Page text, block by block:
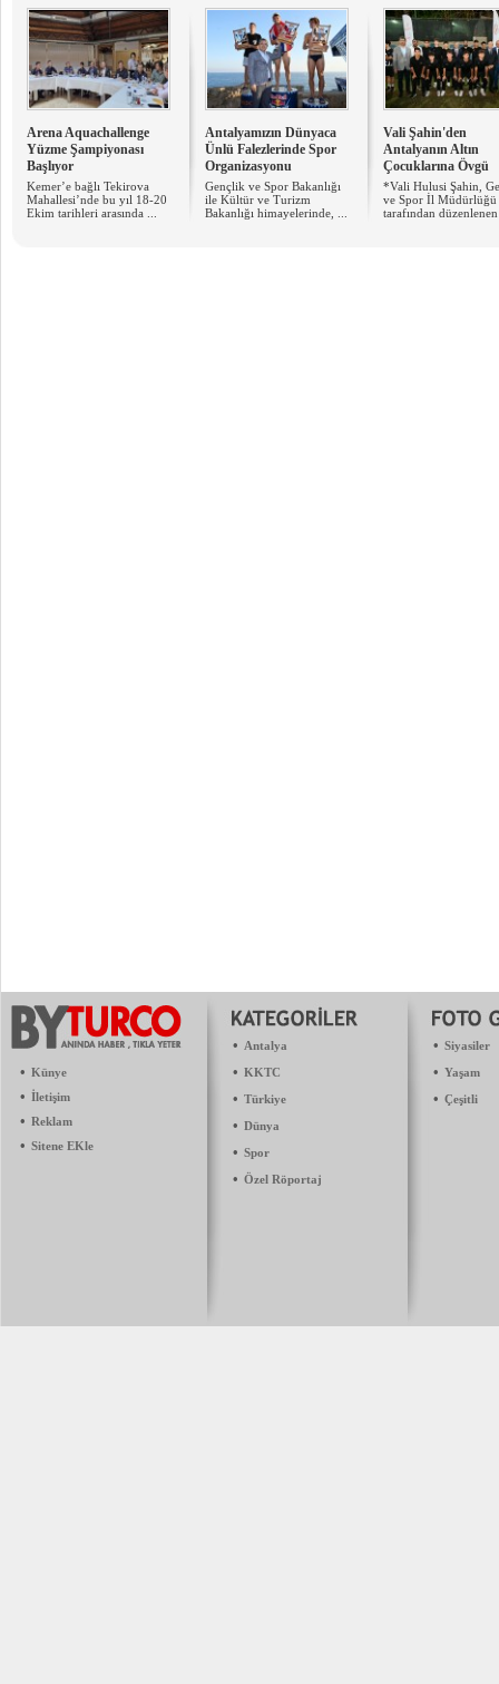
Arena Aquachallenge
Yüzme Şampiyonası
Başlıyor
Kemer’e bağlı Tekirova
Mahallesi’nde bu yıl 18-20
Ekim tarihleri arasında ...
Antalyamızın Dünyaca
Ünlü Falezlerinde Spor
Organizasyonu
Gençlik ve Spor Bakanlığı
ile Kültür ve Turizm
Bakanlığı himayelerinde, ...
Vali Şahin'den
Antalyanın Altın
Çocuklarına Övgü
*Vali Hulusi Şahin,
ve Spor İl Müdürlüğü
tarafından
• Künye
• İletişim
• Reklam
• Sitene EKle
• Antalya
• KKTC
• Türkiye
• Dünya
• Spor
• Özel Röportaj
• Siyasiler
• Yaşam
• Çeşitli